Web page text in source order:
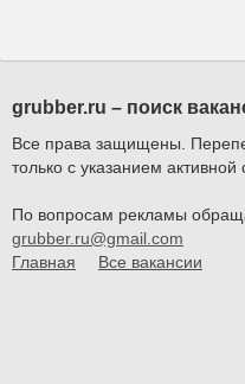
grubber.ru – поиск
Все права защищены.
только с указанием
По вопросам рекламы
grubber.ru@gmail.com
Главная
Все вакансии